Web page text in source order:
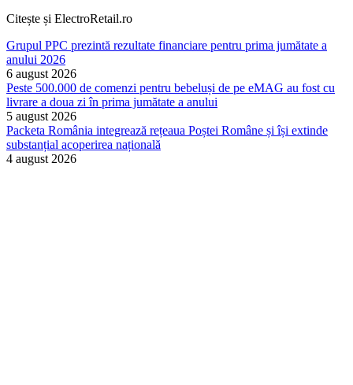
Citește și ElectroRetail.ro
Grupul PPC prezintă rezultate financiare pentru prima jumătate a
anului 2026
6 august 2026
Peste 500.000 de comenzi pentru bebeluși de pe eMAG au fost cu
livrare a doua zi în prima jumătate a anului
5 august 2026
Packeta România integrează rețeaua Poștei Române și își extinde
substanțial acoperirea națională
4 august 2026